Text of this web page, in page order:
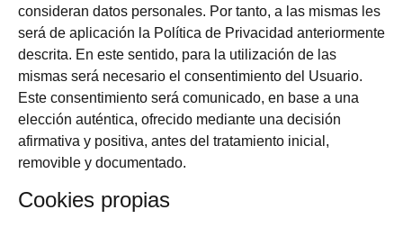
consideran datos personales. Por tanto, a las mismas les
será de aplicación la Política de Privacidad anteriormente
descrita. En este sentido, para la utilización de las
mismas será necesario el consentimiento del Usuario.
Este consentimiento será comunicado, en base a una
elección auténtica, ofrecido mediante una decisión
afirmativa y positiva, antes del tratamiento inicial,
removible y documentado.
Cookies propias